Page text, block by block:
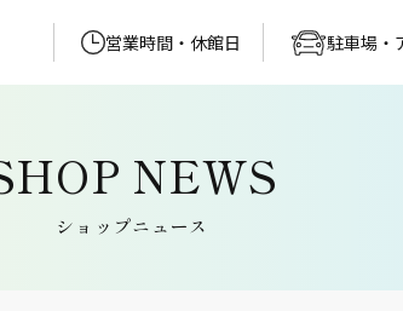
営業時間・休館日 駐車場・
ショップニュース